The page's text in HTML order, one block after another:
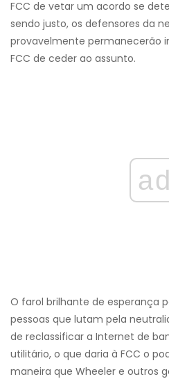
FCC de vetar um acordo se
sendo justo, os defensores da
provavelmente permanecerão
FCC de ceder ao assunto.
ad
O farol brilhante de esperança
pessoas que lutam pela
de reclassificar a Internet de
utilitário, o que daria à FCC o
maneira que Wheeler e outros